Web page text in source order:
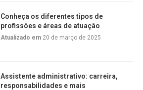
Conheça os diferentes tipos de
profissões e áreas de atuação
Atualizado em 20 de março de 2025
Assistente administrativo: carreira,
responsabilidades e mais